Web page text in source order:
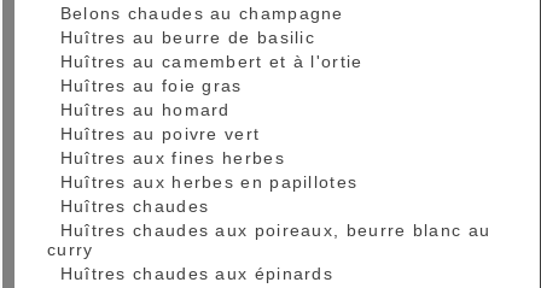
Belons chaudes au champagne
Huîtres au beurre de basilic
Huîtres au camembert et à l'ortie
Huîtres au foie gras
Huîtres au homard
Huîtres au poivre vert
Huîtres aux fines herbes
Huîtres aux herbes en papillotes
Huîtres chaudes
Huîtres chaudes aux poireaux, beurre blanc au
curry
Huîtres chaudes aux épinards